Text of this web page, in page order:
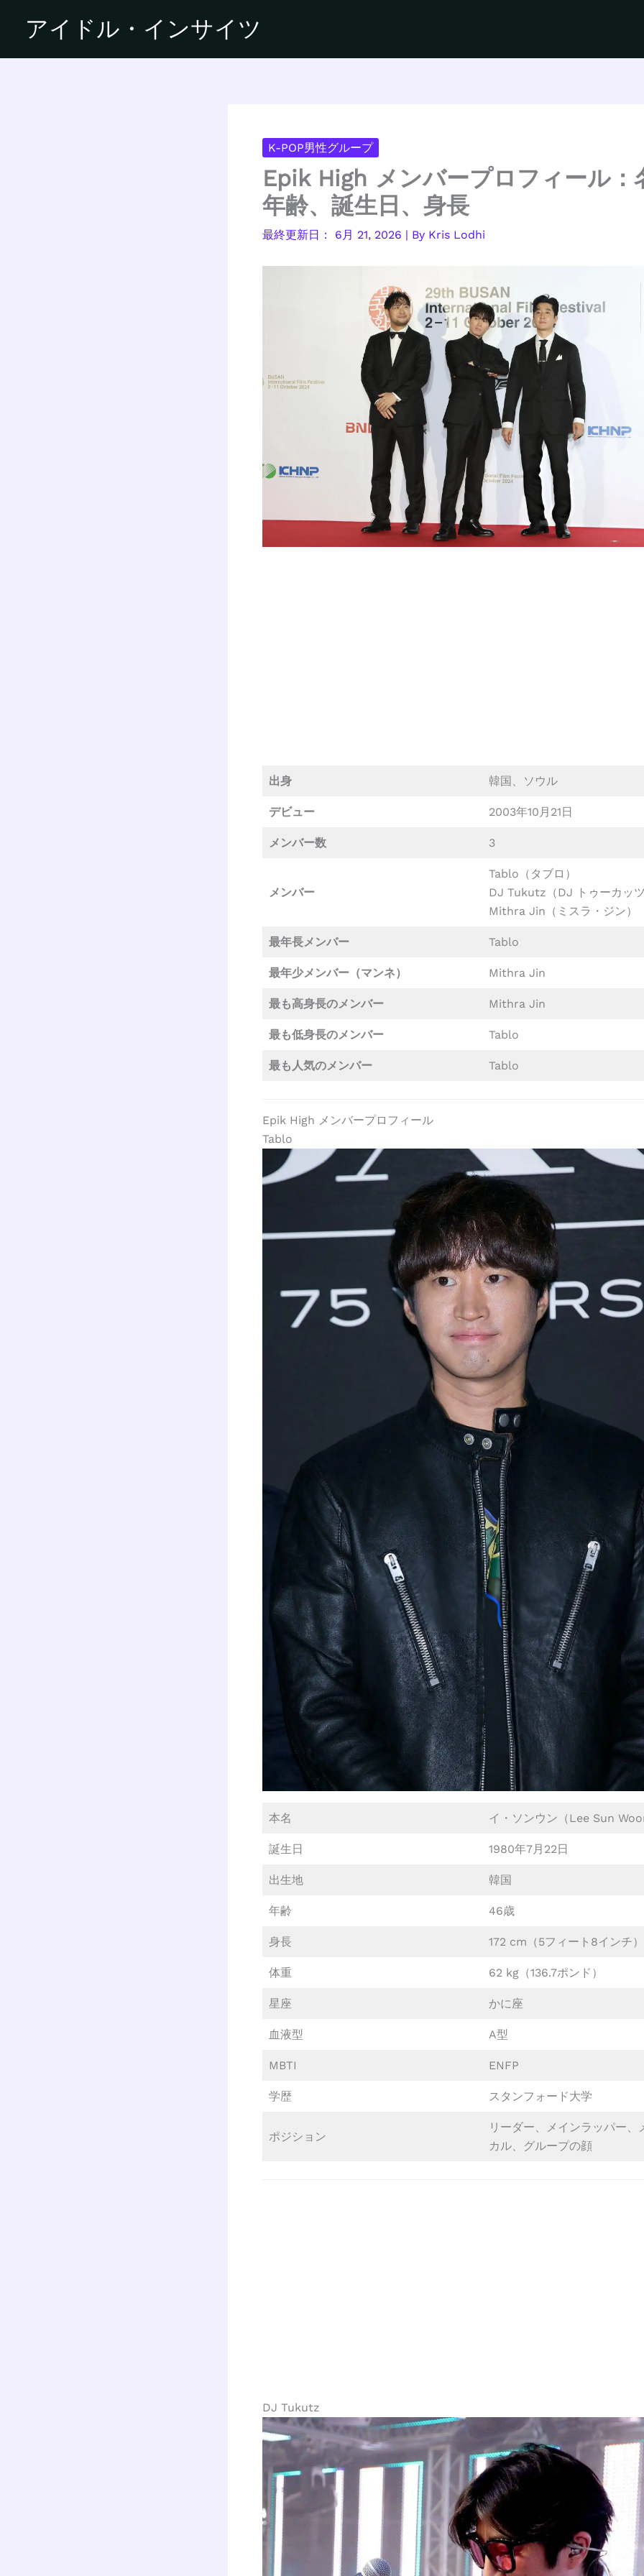
アイドル・インサイツ
K-POP男性グループ
Epik High メンバープロフィール：
年齢、誕生日、身長
6月 21, 2026 | By Kris Lodhi
出身 韓国、ソウル
デビュー 2003年10月21日
メンバー数 3
メンバー
Tablo（タブロ）
DJ Tukutz（DJ トゥーカッ
Mithra Jin（ミスラ・ジン）
最年長メンバー Tablo
最年少メンバー（マンネ） Mithra Jin
最も高身長のメンバー Mithra Jin
最も低身長のメンバー Tablo
最も人気のメンバー Tablo
Epik High メンバープロフィール
Tablo
本名 イ・ソンウン（Lee Sun
誕生日 1980年7月22日
出生地 韓国
年齢 46歳
身長 172 cm（5フィート8インチ）
体重 62 kg（136.7ポンド）
星座 かに座
血液型 A型
MBTI ENFP
学歴 スタンフォード大学
ポジション
リーダー、メインラッパー、
カル、グループの顔
DJ Tukutz